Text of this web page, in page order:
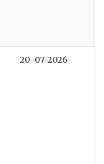
20-07-2026